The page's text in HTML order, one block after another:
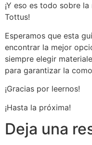
¡Y eso es todo sobre
Tottus!
Esperamos que esta
encontrar la mejor
siempre elegir
para garantizar la
¡Gracias por leernos!
¡Hasta la próxima!
Deja una